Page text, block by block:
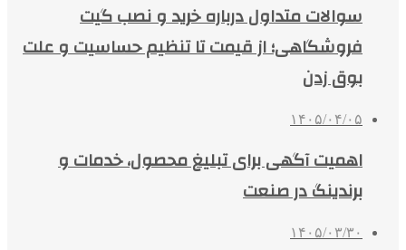
سوالات متداول درباره خرید و نصب گیت
فروشگاهی؛ از قیمت تا تنظیم حساسیت و علت
بوق زدن
۱۴۰۵/۰۴/۰۵
اهمیت آگهی برای تبلیغ محصول، خدمات و
برندینگ در صنعت
۱۴۰۵/۰۳/۳۰